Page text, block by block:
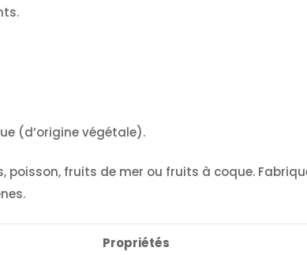
(d’origine végétale).
poisson, fruits de mer ou fruits à coque.
Propriétés